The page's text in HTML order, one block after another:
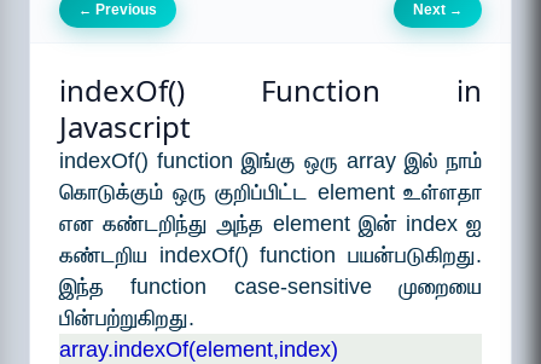
← Previous Next →
indexOf() Function in
Javascript
indexOf() function இங்கு ஒரு array இல் நாம்
கொடுக்கும் ஒரு குறிப்பிட்ட element உள்ளதா
என கண்டறிந்து அந்த element இன் index ஐ
கண்டறிய indexOf() function பயன்படுகிறது.
இந்த function case-sensitive முறையை
பின்பற்றுகிறது.
array.indexOf(element,index)